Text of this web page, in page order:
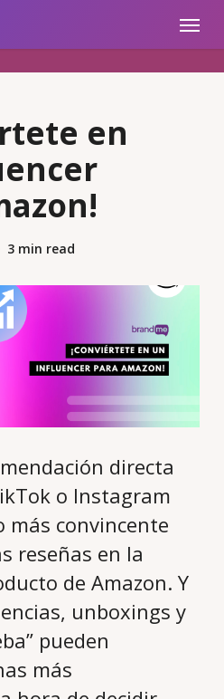
Menu
en
3 min read
directa
o Instagram
más convincente
reseñas en la
de Amazon. Y
unboxings y
” pueden
más